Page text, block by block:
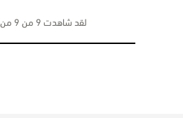
لقد شاهدت 9 من 9 من المنتجات